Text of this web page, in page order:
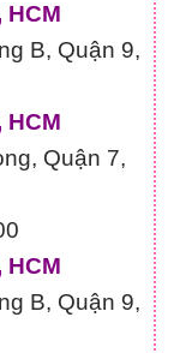
HCM
B, Quận 9,
HCM
Quận 7,
HCM
B, Quận 9,